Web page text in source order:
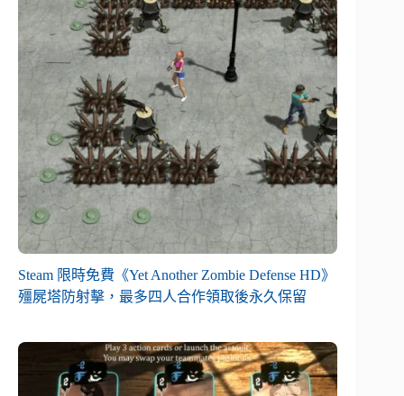
Steam 限時免費《Yet Another Zombie Defense HD》
殭屍塔防射擊，最多四人合作領取後永久保留